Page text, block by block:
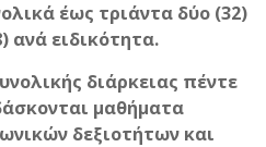
έως τριάντα δύο (32)
ειδικότητα.
διάρκειας πέντε
μαθήματα
δεξιοτήτων και